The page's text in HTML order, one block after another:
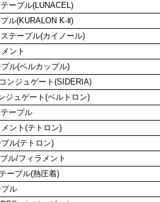
ープル(LUNACEL)
ル(KURALON K-Ⅱ)
テープル(カイノール)
ント
ル(ベルカップル)
ンジュゲート(SIDERIA)
ジュゲート(ベルトロン)
ープル
ント(テトロン)
ル(テトロン)
ル/フィラメント
ープル(熱圧着)
ル